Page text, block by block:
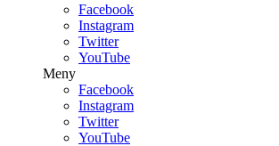
Facebook
Instagram
Twitter
YouTube
Meny
Facebook
Instagram
Twitter
YouTube